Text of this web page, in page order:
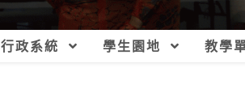
行政系統 學生園地 教學